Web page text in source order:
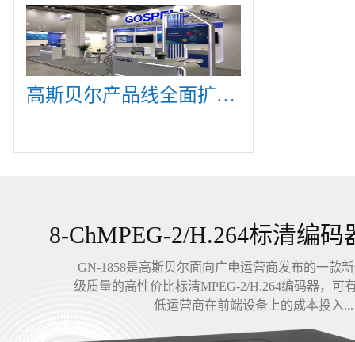
高斯贝尔产品线全面扩展，众多新产品亮相CommunicAsia 2019
8-ChMPEG-2/H.264标清编码
GN-1858是高斯贝尔面向广电运营商发布的一款
级质量的高性价比标清MPEG-2/H.264编码器，可
低运营商在前端设备上的成本投入...